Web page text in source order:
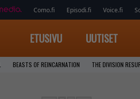
Como.fi Episodi.fi Voice.fi
ETUSIVU UUTISET
BEASTS OF REINCARNATION THE DIVISION